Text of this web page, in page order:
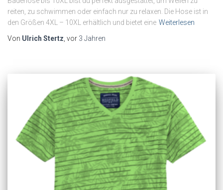
reiten, zu schwimmen oder einfach nur zu relaxen. Die Hose ist in
den Größen 4XL – 10XL erhältlich und bietet eine Weiterlesen
Von Ulrich Stertz, vor 3 Jahren